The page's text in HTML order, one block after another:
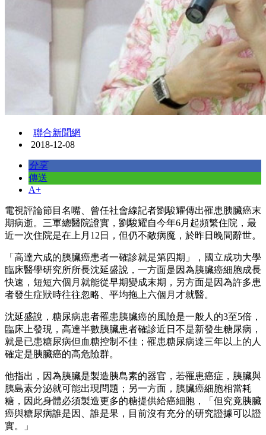
聯合新聞網
2018-12-08
分享
傳送
A+
電視評論節目名嘴、曾任社會線記者劉駿耀傳出罹患胰臟癌末
期病逝。三軍總醫院證實，劉駿耀自今年6月起頻繁住院，最
近一次住院是在上月12日，但仍不敵病魔，於昨日晚間辭世。
「高達六成的胰臟癌患者一確診就是第四期」，國立成功大學
臨床醫學研究所所長沈延盛說，一方面是因為胰臟癌細胞成長
快速，短短六個月就能從早期變成末期，另方面是因為許多患
者發生症狀時往往忽略、平均拖上六個月才就醫。
沈延盛說，糖尿病患者罹患胰臟癌的風險是一般人的3至5倍，
臨床上發現，高達半數胰臟患者確診近日不是新發生糖尿病，
就是已患糖尿病但血糖控制不佳；罹患糖尿病達三年以上的人
確定是胰臟癌的高危險群。
他指出，因為胰臟是製造胰島素的器官，若罹患癌症，胰臟與
胰島素分泌就可能出現問題；另一方面，胰臟癌細胞相當耗
糖，因此身體必須製造更多的糖提供給癌細胞，「但究竟胰臟
癌與糖尿病誰是因、誰是果，目前沒有充分的研究證據可以證
實。」